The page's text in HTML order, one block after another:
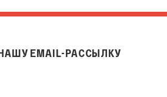
EMAIL-РАССЫЛКУ
рассылку